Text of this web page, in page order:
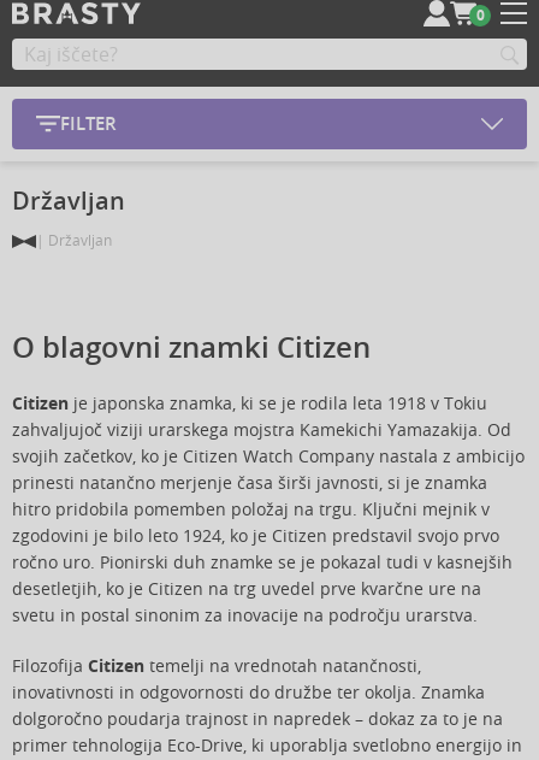
0
FILTER
Državljan
Državljan
O blagovni znamki Citizen
Citizen je japonska znamka, ki se je rodila leta 1918 v Tokiu
zahvaljujoč viziji urarskega mojstra Kamekichi Yamazakija. Od
svojih začetkov, ko je Citizen Watch Company nastala z ambicijo
prinesti natančno merjenje časa širši javnosti, si je znamka
hitro pridobila pomemben položaj na trgu. Ključni mejnik v
zgodovini je bilo leto 1924, ko je Citizen predstavil svojo prvo
ročno uro. Pionirski duh znamke se je pokazal tudi v kasnejših
desetletjih, ko je Citizen na trg uvedel prve kvarčne ure na
svetu in postal sinonim za inovacije na področju urarstva.
Filozofija Citizen temelji na vrednotah natančnosti,
inovativnosti in odgovornosti do družbe ter okolja. Znamka
dolgoročno poudarja trajnost in napredek – dokaz za to je na
primer tehnologija Eco-Drive, ki uporablja svetlobno energijo in